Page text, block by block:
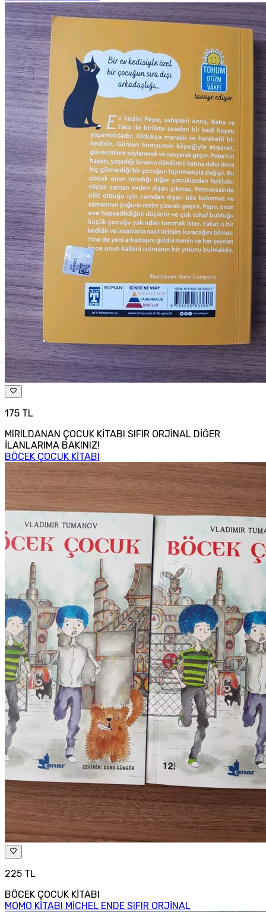
175 TL
MIRILDANAN ÇOCUK KİTABI SIFIR ORJİNAL DİĞER
İLANLARIMA BAKINIZ!
BÖCEK ÇOCUK KİTABI
225 TL
BÖCEK ÇOCUK KİTABI
MOMO KİTABI MİCHEL ENDE SIFIR ORJİNAL